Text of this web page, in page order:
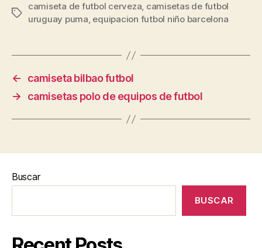
Etiquetas
camiseta de futbol cerveza, camisetas de futbol
uruguay puma, equipacion futbol niño barcelona
←
camiseta bilbao futbol
→
camisetas polo de equipos de futbol
Buscar
BUSCAR